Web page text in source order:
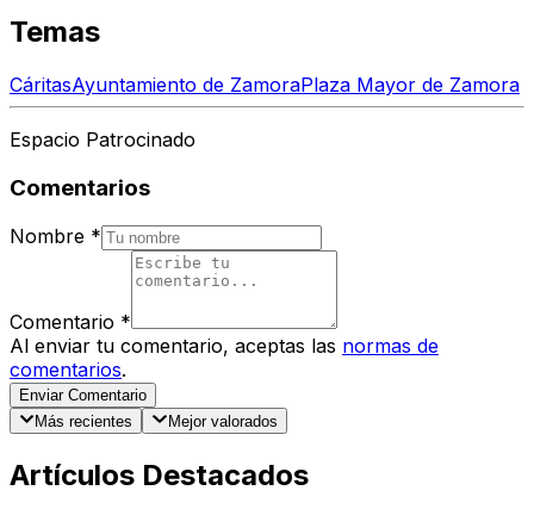
Temas
CáritasAyuntamiento de ZamoraPlaza Mayor de Zamora
Espacio Patrocinado
Comentarios
Nombre *
Comentario *
Al enviar tu comentario, aceptas las normas de
comentarios.
Enviar Comentario
Más recientes
Mejor valorados
Artículos Destacados